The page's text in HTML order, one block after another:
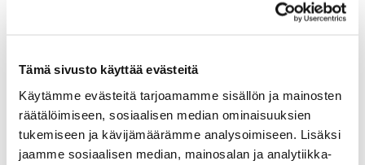
Tämä sivusto käyttää evästeitä
Käytämme evästeitä tarjoamamme sisällön ja mainosten
räätälöimiseen, sosiaalisen median ominaisuuksien
tukemiseen ja kävijämäärämme analysoimiseen. Lisäksi
jaamme sosiaalisen median, mainosalan ja analytiikka-
Tawastia Golf & Country Club Oy:n
yhtiökokous 18.2.2026 klo 19.30